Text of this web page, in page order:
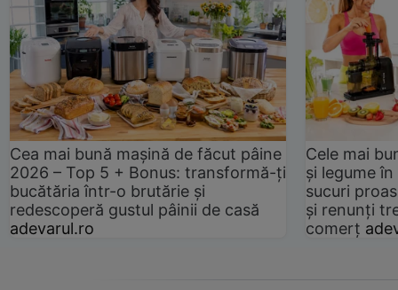
Cea mai bună mașină de făcut pâine
2026 – Top 5 + Bonus: transformă-ți
bucătăria într-o brutărie și
redescoperă gustul pâinii de casă
adevarul.ro
Cele mai
și legume
sucuri
și renunți
comerț